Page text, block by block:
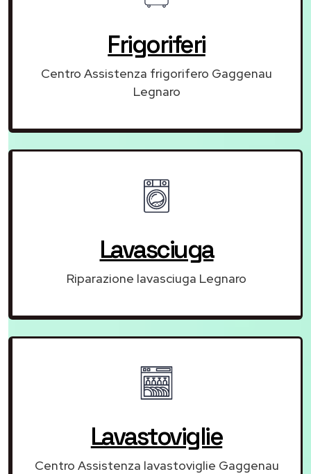
Frigoriferi
Centro Assistenza frigorifero Gaggenau
Legnaro
Lavasciuga
Riparazione lavasciuga Legnaro
Lavastoviglie
Centro Assistenza lavastoviglie Gaggenau